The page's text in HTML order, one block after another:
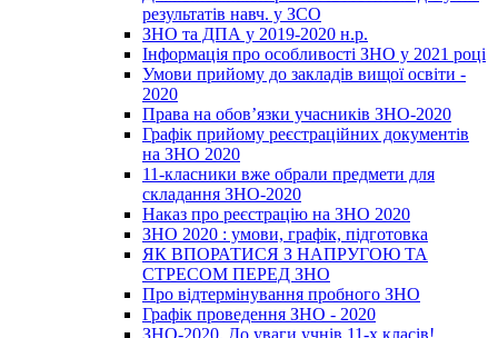
результатів навч. у ЗСО
ЗНО та ДПА у 2019-2020 н.р.
Інформація про особливості ЗНО у 2021 році
Умови прийому до закладів вищої освіти -
2020
Права на обов’язки учасників ЗНО-2020
Графік прийому реєстраційних документів
на ЗНО 2020
11-класники вже обрали предмети для
складання ЗНО-2020
Наказ про реєстрацію на ЗНО 2020
ЗНО 2020 : умови, графік, підготовка
ЯК ВПОРАТИСЯ З НАПРУГОЮ ТА
СТРЕСОМ ПЕРЕД ЗНО
Про відтермінування пробного ЗНО
Графік проведення ЗНО - 2020
ЗНО-2020. До уваги учнів 11-х класів!